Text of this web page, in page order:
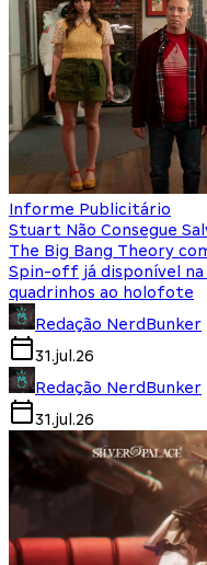
Informe Publicitário
Stuart Não Consegue
The Big Bang Theory
Spin-off já disponível na
quadrinhos ao holofote
Redação NerdBunker
31.jul.26
Redação NerdBunker
31.jul.26